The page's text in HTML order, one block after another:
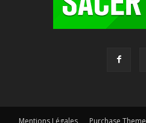
Mentions Légales Purchase Theme